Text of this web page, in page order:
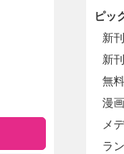
ピッ
新
新
無
漫
メ
ラ